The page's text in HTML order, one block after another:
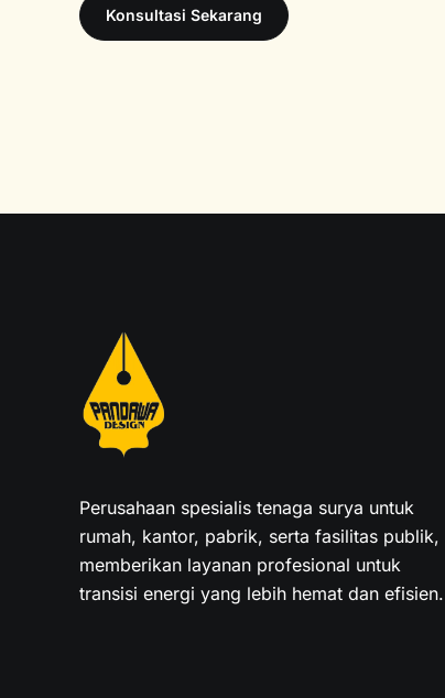
Konsultasi Sekarang
Perusahaan spesialis tenaga surya untuk
rumah, kantor, pabrik, serta fasilitas publik,
memberikan layanan profesional untuk
transisi energi yang lebih hemat dan efisien.